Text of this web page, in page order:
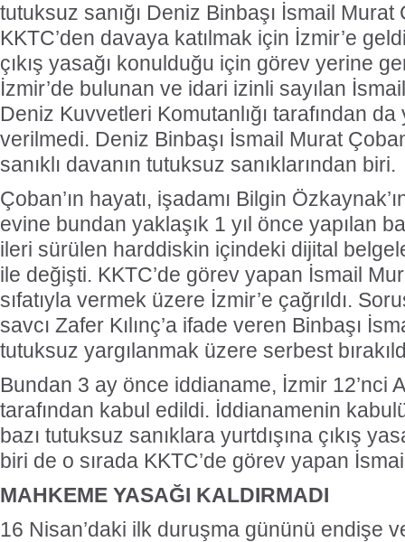
tutuksuz sanığı Deniz Binbaşı İsmail Murat
KKTC’den davaya katılmak için İzmir’e
çıkış yasağı konulduğu için görev yerine
İzmir’de bulunan ve idari izinli sayılan
Deniz Kuvvetleri Komutanlığı tarafından
verilmedi. Deniz Binbaşı İsmail Murat
sanıklı davanın tutuksuz sanıklarından biri.
Çoban’ın hayatı, işadamı Bilgin
evine bundan yaklaşık 1 yıl önce yapılan
ileri sürülen harddiskin içindeki dijital
ile değişti. KKTC’de görev yapan İsmail
sıfatıyla vermek üzere İzmir’e çağrıldı.
savcı Zafer Kılınç’a ifade veren Binbaşı
tutuksuz yargılanmak üzere serbest
Bundan 3 ay önce iddianame, İzmir 12’nci
tarafından kabul edildi. İddianamenin
bazı tutuksuz sanıklara yurtdışına çıkış
biri de o sırada KKTC’de görev yapan
MAHKEME YASAĞI KALDIRMADI
16 Nisan’daki ilk duruşma gününü endişe